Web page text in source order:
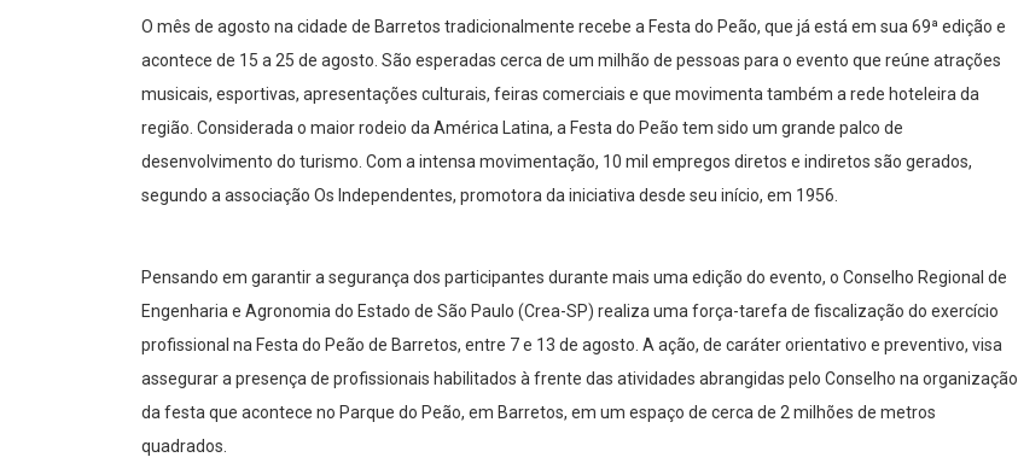
O mês de agosto na cidade de Barretos tradicionalmente recebe a Festa do Peão, que já está em sua 69ª edição e
acontece de 15 a 25 de agosto. São esperadas cerca de um milhão de pessoas para o evento que reúne atrações
musicais, esportivas, apresentações culturais, feiras comerciais e que movimenta também a rede hoteleira da
região. Considerada o maior rodeio da América Latina, a Festa do Peão tem sido um grande palco de
desenvolvimento do turismo. Com a intensa movimentação, 10 mil empregos diretos e indiretos são gerados,
segundo a associação Os Independentes, promotora da iniciativa desde seu início, em 1956.
Pensando em garantir a segurança dos participantes durante mais uma edição do evento, o Conselho Regional de
Engenharia e Agronomia do Estado de São Paulo (Crea-SP) realiza uma força-tarefa de fiscalização do exercício
profissional na Festa do Peão de Barretos, entre 7 e 13 de agosto. A ação, de caráter orientativo e preventivo, visa
assegurar a presença de profissionais habilitados à frente das atividades abrangidas pelo Conselho na organização
da festa que acontece no Parque do Peão, em Barretos, em um espaço de cerca de 2 milhões de metros
quadrados.